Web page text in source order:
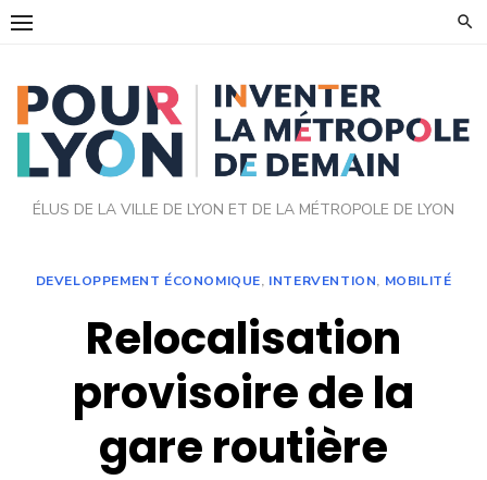
Skip
ÉLUS DE LA VILLE DE LYON ET DE LA MÉTROPOLE DE LYON
DEVELOPPEMENT ÉCONOMIQUE, INTERVENTION, MOBILITÉ
Relocalisation
provisoire de la
gare routière